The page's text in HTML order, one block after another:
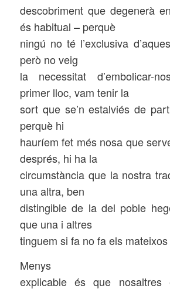
descobriment que degenerà
és habitual – perquè
ningú no té l’exclusiva
però no veig
la necessitat d’embolicar-
primer lloc, vam tenir la
sort que se’n estalviés de
perquè hi
hauríem fet més nosa que
després, hi ha la
circumstància que la nostra
una altra, ben
distingible de la del poble
que una i altres
tinguem si fa no fa els
Menys
explicable és que nosaltres